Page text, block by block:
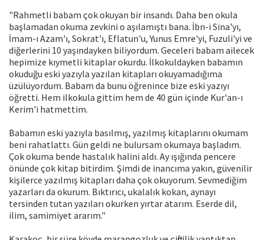
"Rahmetli babam çok okuyan bir insandı. Daha ben okula
başlamadan okuma zevkini o aşılamıştı bana. İbn-i Sina'yı,
İmam-ı Azam'ı, Sokrat'ı, Eflatun'u, Yunus Emre'yi, Fuzuli'yi ve
diğerlerini 10 yaşındayken biliyordum. Geceleri babam ailecek
hepimize kıymetli kitaplar okurdu. İlkokuldayken babamın
okuduğu eski yazıyla yazılan kitapları okuyamadığıma
üzülüyordum. Babam da bunu öğrenince bize eski yazıyı
öğretti. Hem ilkokula gittim hem de 40 gün içinde Kur'an-ı
Kerim'i hatmettim.
Babamın eski yazıyla basılmış, yazılmış kitaplarını okumam
beni rahatlattı. Gün geldi ne bulursam okumaya başladım.
Çok okuma bende hastalık halini aldı. Ay ışığında pencere
önünde çok kitap bitirdim. Şimdi de inancıma yakın, güvenilir
kişilerce yazılmış kitapları daha çok okuyorum. Sevmediğim
yazarları da okurum. Bıktırıcı, ukalalık kokan, aynayı
tersinden tutan yazıları okurken yırtar atarım. Eserde dil,
ilim, samimiyet ararım."